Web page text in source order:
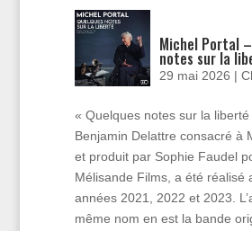
Michel Portal
notes sur la
29 mai 2026 |
« Quelques notes sur la
Benjamin Delattre consacré à
et produit par Sophie Faudel
Mélisande Films, a été réalisé
années 2021, 2022 et 2023.
même nom en est la bande